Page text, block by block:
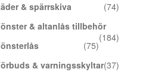
& spärrskiva
(74)
& altanlås tillbehör
(184)
(75)
& varningsskyltar(37)